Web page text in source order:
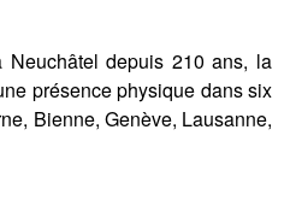
depuis 210 ans, la
présence physique dans six
Bienne, Genève, Lausanne,